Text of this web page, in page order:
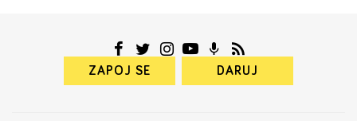
ZAPOJ SE DARUJ